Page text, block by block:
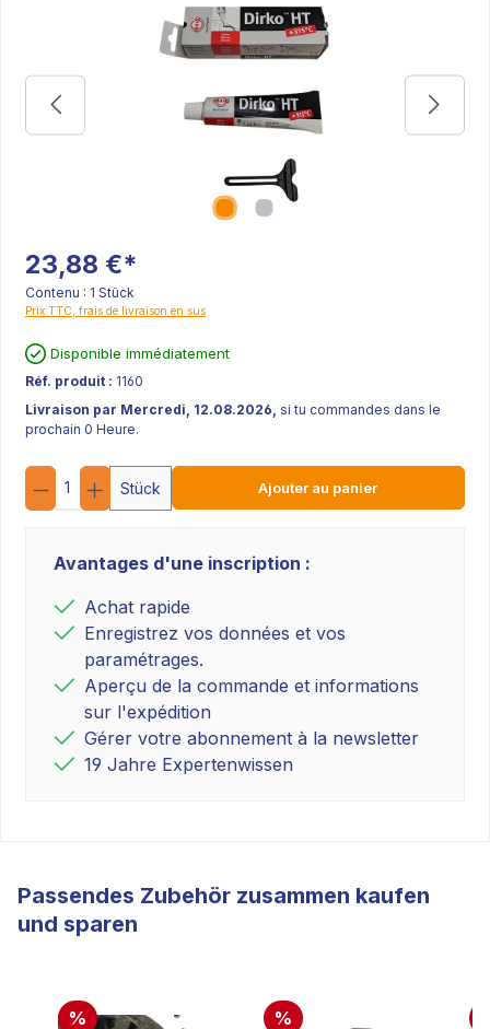
23,88 €*
Contenu : 1 Stück
Prix TTC, frais de livraison en sus
Disponible immédiatement
Réf. produit : 1160
Livraison par Mercredi, 12.08.2026, si tu commandes dans le
prochain 0 Heure.
Quantité
Stück Ajouter au panier
Avantages d'une inscription :
Achat rapide
Enregistrez vos données et vos
paramétrages.
Aperçu de la commande et informations
sur l'expédition
Gérer votre abonnement à la newsletter
19 Jahre Expertenwissen
Passendes Zubehör zusammen kaufen
und sparen
% %